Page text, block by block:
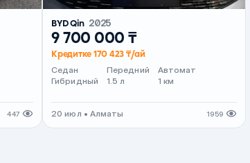
447
BYD Qin 2025
9 700 000 ₸
Кредитке 170 423 ₸/ай
Седан
Гибридный
Передний
1.5 л
Автомат
1 км
20 июл • Алматы 1959